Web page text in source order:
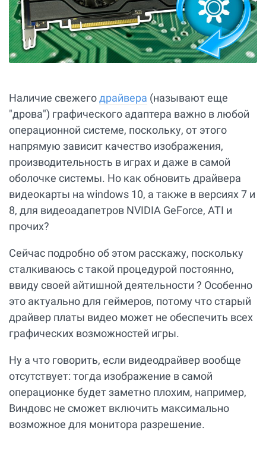
Наличие свежегодрайвера (называют еще
"дрова") графического адаптера важно в любой
операционной системе, поскольку, от этого
напрямую зависит качество изображения,
производительность в играх и даже в самой
оболочке системы. Но как обновить драйвера
видеокарты на windows 10, а также в версиях 7 и
8, для видеоадапетров NVIDIA GeForce, ATI и
прочих?
Сейчас подробно об этом расскажу, поскольку
сталкиваюсь с такой процедурой постоянно,
ввиду своей айтишной деятельности ? Особенно
это актуально для геймеров, потому что старый
драйвер платы видео может не обеспечить всех
графических возможностей игры.
Ну а что говорить, если видеодрайвер вообще
отсутствует: тогда изображение в самой
операционке будет заметно плохим, например,
Виндовс не сможет включить максимально
возможное для монитора разрешение.